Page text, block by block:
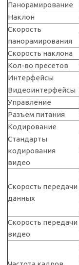
Панорамирование
Наклон
Скорость
панорамирования
Скорость наклона
Кол-во пресетов
Интерфейсы
Видеоинтерфейсы
Управление
Разъем питания
Кодирование
Стандарты
кодирования
видео
Скорость передачи
данных
Скорость передачи
видео